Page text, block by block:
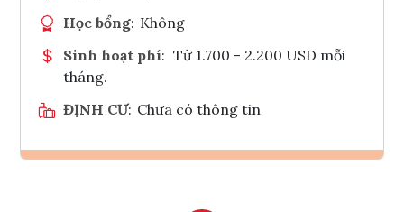
Học bổng: Không
Sinh hoạt phí: Từ 1.700 - 2.200 USD mỗi
tháng.
ĐỊNH CƯ: Chưa có thông tin